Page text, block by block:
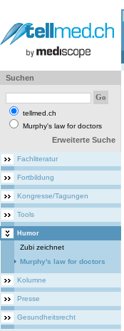
Suchen
tellmed.ch
Murphy's law for doctors
Erweiterte Suche
Fachliteratur
Fortbildung
Kongresse/Tagungen
Tools
Humor
Zubi zeichnet
Murphy's law for doctors
Kolumne
Presse
Gesundheitsrecht